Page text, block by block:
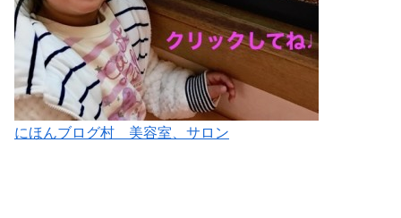
にほんブログ村 美容室、サロン